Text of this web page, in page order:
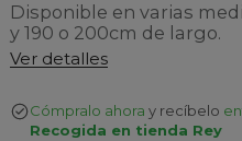
Disponible en varias
y 190 o 200cm de largo.
Ver detalles
Cómpralo ahora y recíbelo
Recogida en tienda Rey